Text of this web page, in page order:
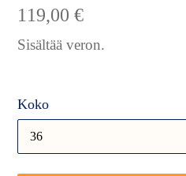
Normaalihinta
119,00 €
Sisältää veron.
Koko